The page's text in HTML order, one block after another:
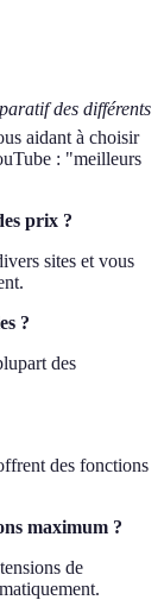
des différents
aidant à choisir
: "meilleurs
prix ?
sites et vous
?
des
des fonctions
maximum ?
de